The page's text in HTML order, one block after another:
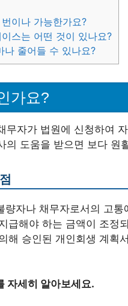
이나 가능한가요?
스는 어떤 것이 있나요?
나 줄어들 수 있나요?
가요?
무자가 법원에 신청하여
의 도움을 받으면 보다 원
량자나 채무자로서의 고
급해야 하는 금액이 조정
해 승인된 개인회생 계획
자세히 알아보세요.